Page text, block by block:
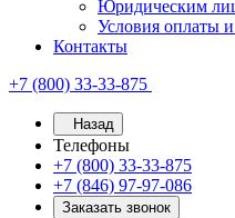
Юридическим
Условия оплаты
Контакты
+7 (800) 33-33-875
Назад
Телефоны
+7 (800) 33-33-875
+7 (846) 97-97-086
Заказать звонок